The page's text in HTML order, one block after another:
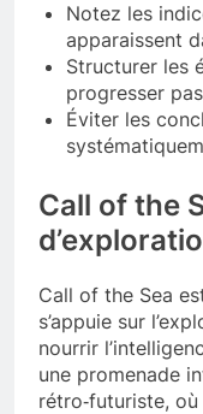
Notez les
apparaissent
Structurer les
progresser
Éviter les
Call of the
Call of the Sea
s’appuie sur
nourrir
une promenade
rétro‑futuriste,